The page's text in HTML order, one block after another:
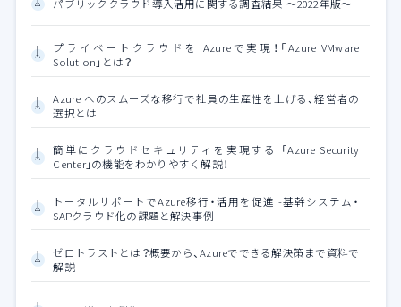
パブリッククラウド導入活用に関する調査結果 ～2022年版～
プライベートクラウドを Azureで実現！「Azure VMware
Solution」とは？
Azure へのスムーズな移行で社員の生産性を上げる、経営者の
選択とは
簡単にクラウドセキュリティを実現する 「Azure Security
Center」の機能をわかりやすく解説！
トータルサポートでAzure移行・活用を促進 -基幹システム・
SAPクラウド化の課題と解決事例
ゼロトラストとは？概要から、Azureでできる解決策まで資料で
解説